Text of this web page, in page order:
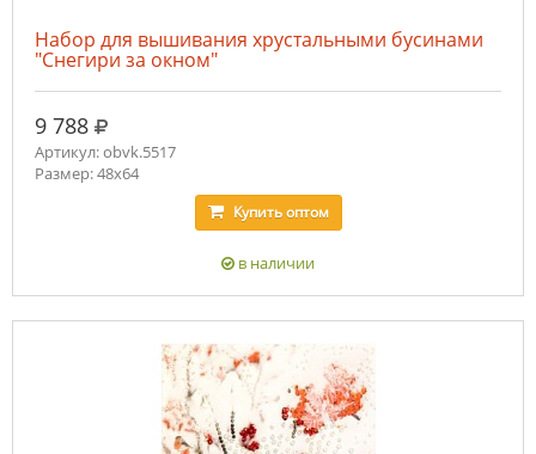
Набор для вышивания хрустальными бусинами
"Снегири за окном"
9 788 руб.
Артикул: obvk.5517
Размер: 48х64
Купитьоптом
в наличии